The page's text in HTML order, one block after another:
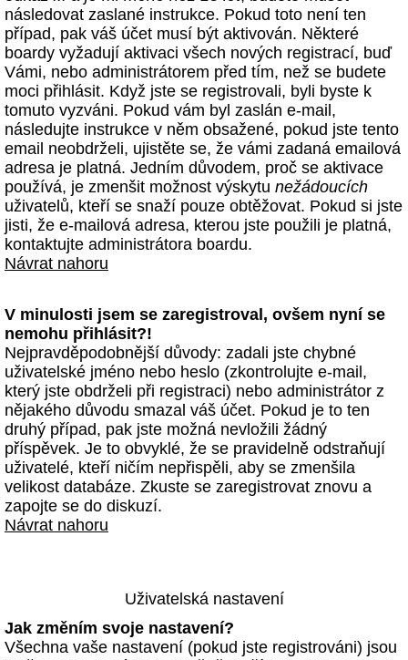
následovat zaslané instrukce. Pokud toto není ten
případ, pak váš účet musí být aktivován. Některé
boardy vyžadují aktivaci všech nových registrací, buď
Vámi, nebo administrátorem před tím, než se budete
moci přihlásit. Když jste se registrovali, byli byste k
tomuto vyzváni. Pokud vám byl zaslán e-mail,
následujte instrukce v něm obsažené, pokud jste tento
email neobdrželi, ujistěte se, že vámi zadaná emailová
adresa je platná. Jedním důvodem, proč se aktivace
používá, je zmenšit možnost výskytu nežádoucích
uživatelů, kteří se snaží pouze obtěžovat. Pokud si jste
jisti, že e-mailová adresa, kterou jste použili je platná,
kontaktujte administrátora boardu.
Návrat nahoru
V minulosti jsem se zaregistroval, ovšem nyní se
nemohu přihlásit?!
Nejpravděpodobnější důvody: zadali jste chybné
uživatelské jméno nebo heslo (zkontrolujte e-mail,
který jste obdrželi při registraci) nebo administrátor z
nějakého důvodu smazal váš účet. Pokud je to ten
druhý případ, pak jste možná nevložili žádný
příspěvek. Je to obvyklé, že se pravidelně odstraňují
uživatelé, kteří ničím nepřispěli, aby se zmenšila
velikost databáze. Zkuste se zaregistrovat znovu a
zapojte se do diskuzí.
Návrat nahoru
Uživatelská nastavení
Jak změním svoje nastavení?
Všechna vaše nastavení (pokud jste registrováni) jsou